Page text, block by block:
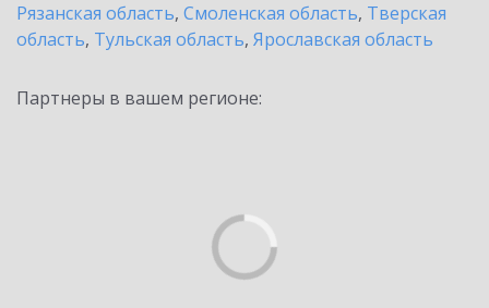
Рязанская область, Смоленская область, Тверская
область, Тульская область, Ярославская область
Партнеры в вашем регионе: